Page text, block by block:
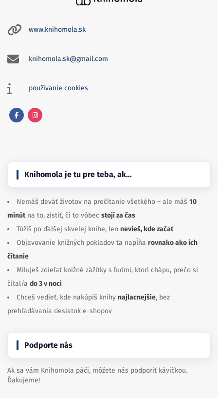
www.knihomola.sk
knihomola.sk@gmail.com
používanie cookies
Knihomola je tu pre teba, ak…
Nemáš deväť životov na prečítanie všetkého – ale máš 10
minútna to, zistiť, či to vôbec stojí za čas
Túžiš po ďalšej skvelej knihe, len nevieš, kde začať
Objavovanie knižných pokladov ťa napĺňa rovnako ako ich
čítanie
Miluješ zdieľať knižné zážitky s ľuďmi, ktorí chápu, prečo si
čítal/a do 3 v noci
Chceš vedieť, kde nakúpiš knihy najlacnejšie, bez
prehľadávania desiatok e-shopov
Podporte nás
Ak sa vám Knihomola páči, môžete nás podporiť kávičkou.
Ďakujeme!